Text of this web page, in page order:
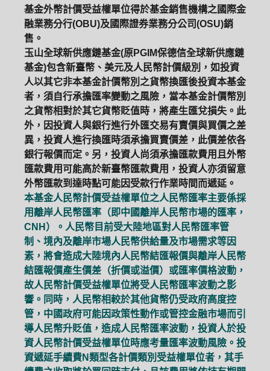
基金外幣計價受益權單位得於基金銷售機構之國際金
融業務分行(OBU)及國際證券業務分公司(OSU)銷
售。
玉山全球新供應鏈基金(原PGIM保德信全球新供應鏈
基金)包含新臺幣、美元及人民幣計價級別，如投資
人以其它非本基金計價幣別之貨幣換匯後投資本基金
者，須自行承擔匯率變動之風險，當本基金計價幣別
之貨幣相對於其它貨幣貶值時，將產生匯兌損失。此
外，因投資人與銀行進行外匯交易有賣價與買價之差
異，投資人進行換匯時須承擔買賣價差，此價差依各
銀行報價而定。另，投資人尚須承擔匯款費用且外幣
匯款費用可能高於新臺幣匯款費用，投資人亦須留意
外幣匯款到達時點可能因受款行作業時間而遞延。
本基金人民幣計價受益權單位之人民幣匯率主要係採
用離岸人民幣匯率（即中國離岸人民幣市場的匯率，
CNH）。人民幣目前受大陸地區對人民幣匯率管
制、境內及離岸市場人民幣供給量及市場需求等因
素，將會造成大陸境內人民幣結匯報價與離岸人民幣
結匯報價產生價差（折價或溢價）或匯率價格波動，
故人民幣計價受益權單位將受人民幣匯率波動之影
響。同時，人民幣相較於其他貨幣仍受政府高度控
管，中國政府可能因政策性動作或管控金融市場而引
導人民幣升貶值，造成人民幣匯率波動，投資人於投
資人民幣計價受益權單位時應考量匯率波動風險。投
資遞延手續費N類型各計價類別受益權單位者，其手